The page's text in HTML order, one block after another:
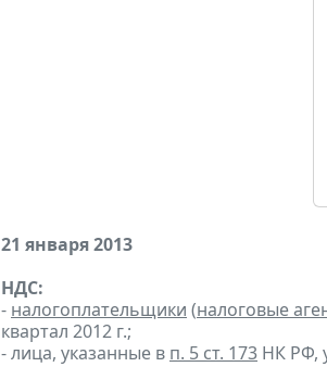
21 января 2013
НДС:
- налогоплательщики (налоговые
квартал 2012 г.;
- лица, указанные в п. 5 ст. 173 НК РФ,